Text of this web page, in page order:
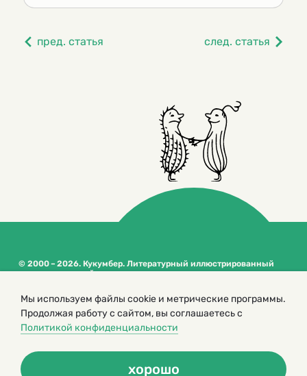
пред. статья след. статья
© 2000 – 2026. Кукумбер. Литературный иллюстрированный
журнал для детей
сайта
Политика конфиденциальности
Мы используем файлы cookie и метрические программы.
Продолжая работу с сайтом, вы соглашаетесь с
Политикой конфиденциальности
хорошо